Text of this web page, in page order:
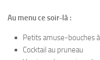
Au menu ce soir-là :
Petits amuse-bouches
Cocktail au pruneau